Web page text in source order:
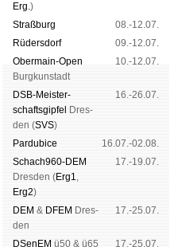
Erg.)
Straß­burg
08.-12.07.
Rüders­dorf
09.-12.07.
Ober­main-Open
Burg­kun­stadt
10.-12.07.
DSB-Meister­
schafts­gipfel
Dres­
den (SVS)
16.-26.07.
Pardu­bice
16.07.-02.08.
Schach960-DEM
Dres­den (Erg1,
Erg2)
17.-19.07.
DEM & DFEM Dres­
den
17.-25.07.
DSenEM ü50 & ü65
17.-25.07.